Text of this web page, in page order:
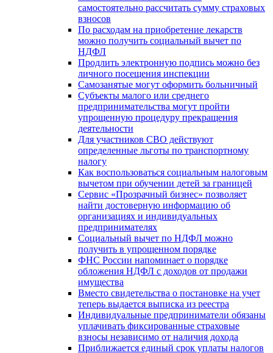
самостоятельно рассчитать сумму страховых
взносов
По расходам на приобретение лекарств
можно получить социальный вычет по
НДФЛ
Продлить электронную подпись можно без
личного посещения инспекции
Самозанятые могут оформить больничный
Субъекты малого или среднего
предпринимательства могут пройти
упрощенную процедуру прекращения
деятельности
Для участников СВО действуют
определенные льготы по транспортному
налогу
Как воспользоваться социальным налоговым
вычетом при обучении детей за границей
Сервис «Прозрачный бизнес» позволяет
найти достоверную информацию об
организациях и индивидуальных
предпринимателях
Социальный вычет по НДФЛ можно
получить в упрощенном порядке
ФНС России напоминает о порядке
обложения НДФЛ с доходов от продажи
имущества
Вместо свидетельства о постановке на учет
теперь выдается выписка из реестра
Индивидуальные предприниматели обязаны
уплачивать фиксированные страховые
взносы независимо от наличия дохода
Приближается единый срок уплаты налогов